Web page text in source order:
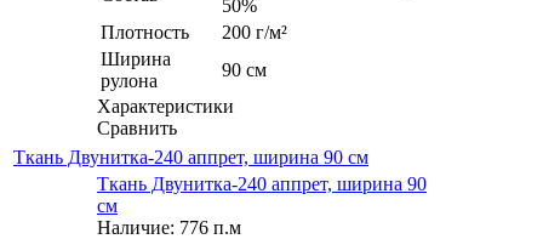
50%
Плотность
200 г/м²
Ширина
рулона
90 см
Характеристики
Сравнить
Ткань Двунитка-240 аппрет, ширина 90 см
Ткань Двунитка-240 аппрет, ширина 90
см
Наличие: 776 п.м